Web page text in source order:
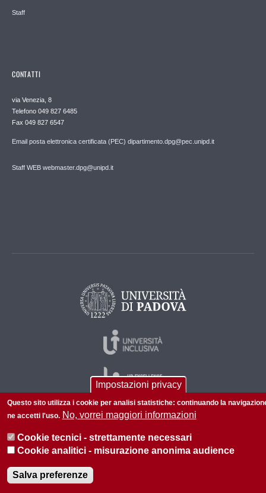
Staff
CONTATTI
via Venezia, 8
Telefono 049 827 6485
Fax 049 827 6547
Email posta elettronica certificata (PEC) dipartimento.dpg@pec.unipd.it
Staff WEB webmaster.dpg@unipd.it
P.I. 00742430283 C.F. 80006480281
Informazioni su questo sito
Impostazioni privacy
Questo sito utilizza i cookie per analisi statistiche: continuando la
ne accetti l'uso. No, vorrei maggiori informazioni
Cookie tecnici - strettamente necessari
Cookie analitici - misurazione anonima audience
Salva preferenze